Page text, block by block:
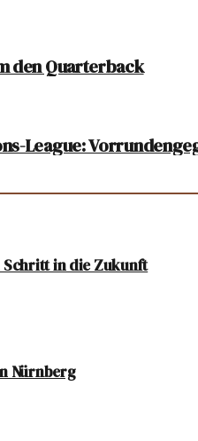
den Quarterback
League:
Schritt in die Zukunft
Nürnberg